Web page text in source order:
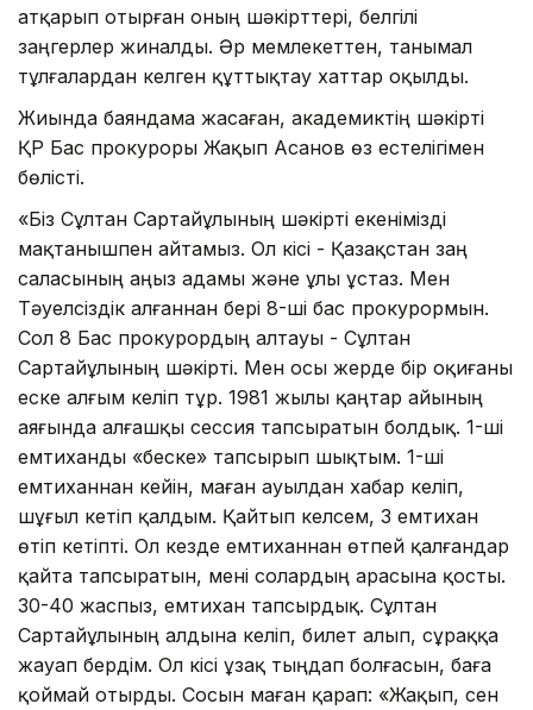
атқарып отырған оның шәкірттері, белгілі
заңгерлер жиналды. Әр мемлекеттен, танымал
тұлғалардан келген құттықтау хаттар оқылды.
Жиында баяндама жасаған, академиктің шәкірті
ҚР Бас прокуроры Жақып Асанов өз естелігімен
бөлісті.
«Біз Сұлтан Сартайұлының шәкірті екенімізді
мақтанышпен айтамыз. Ол кісі - Қазақстан заң
саласының аңыз адамы және ұлы ұстаз. Мен
Тәуелсіздік алғаннан бері 8-ші бас прокурормын.
Сол 8 Бас прокурордың алтауы - Сұлтан
Сартайұлының шәкірті. Мен осы жерде бір оқиғаны
еске алғым келіп тұр. 1981 жылы қаңтар айының
аяғында алғашқы сессия тапсыратын болдық. 1-ші
емтиханды «беске» тапсырып шықтым. 1-ші
емтиханнан кейін, маған ауылдан хабар келіп,
шұғыл кетіп қалдым. Қайтып келсем, 3 емтихан
өтіп кетіпті. Ол кезде емтиханнан өтпей қалғандар
қайта тапсыратын, мені солардың арасына қосты.
30-40 жаспыз, емтихан тапсырдық. Сұлтан
Сартайұлының алдына келіп, билет алып, сұраққа
жауап бердім. Ол кісі ұзақ тыңдап болғасын, баға
қоймай отырды. Сосын маған қарап: «Жақып, сен